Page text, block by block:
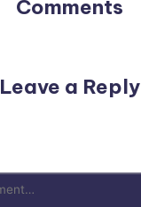
Comments
Leave a Reply